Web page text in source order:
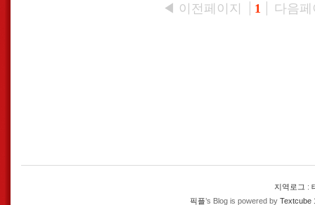
◀ 이전페이지 1 다음
지역로그 :
픽플’s Blog is powered by Textcube